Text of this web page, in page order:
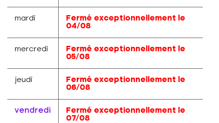
mardi
Fermé exceptionnellement le
04/08
mercredi
Fermé exceptionnellement le
05/08
jeudi
Fermé exceptionnellement le
06/08
vendredi
Fermé exceptionnellement le
07/08